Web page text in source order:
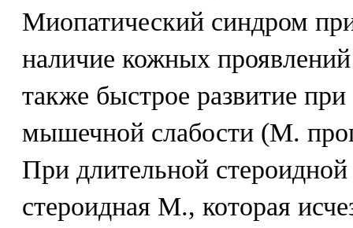
Миопатический синдром
наличие кожных
также быстрое развитие
мышечной слабости (М.
При длительной стероидной
стероидная М., которая